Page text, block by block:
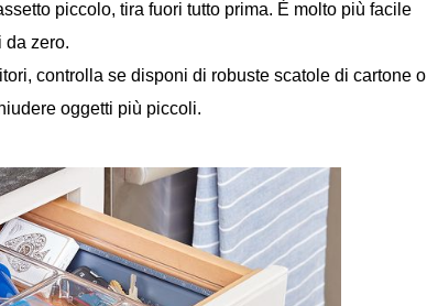
piccolo, tira fuori tutto prima. È molto più facile
da zero.
controlla se disponi di robuste scatole di cartone o
oggetti più piccoli.